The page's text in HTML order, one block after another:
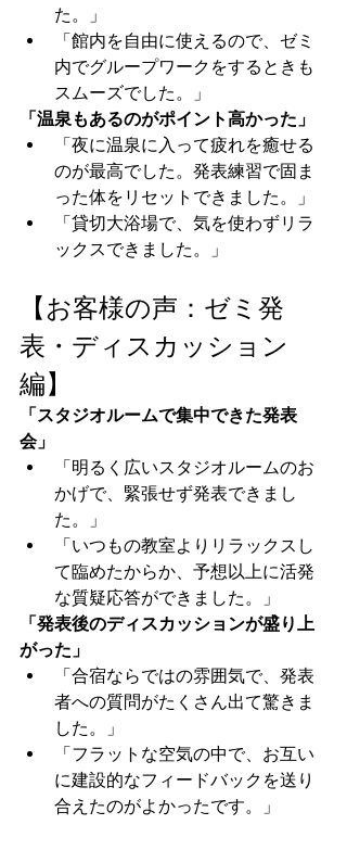
た。」
「館内を自由に使えるので、ゼミ
内でグループワークをするときも
スムーズでした。」
「温泉もあるのがポイント高かった」
「夜に温泉に入って疲れを癒せる
のが最高でした。発表練習で固ま
った体をリセットできました。」
「貸切大浴場で、気を使わずリラ
ックスできました。」
【お客様の声：ゼミ発
表・ディスカッション
編】
「スタジオルームで集中できた発表
会」
「明るく広いスタジオルームのお
かげで、緊張せず発表できまし
た。」
「いつもの教室よりリラックスし
て臨めたからか、予想以上に活発
な質疑応答ができました。」
「発表後のディスカッションが盛り上
がった」
「合宿ならではの雰囲気で、発表
者への質問がたくさん出て驚きま
した。」
「フラットな空気の中で、お互い
に建設的なフィードバックを送り
合えたのがよかったです。」